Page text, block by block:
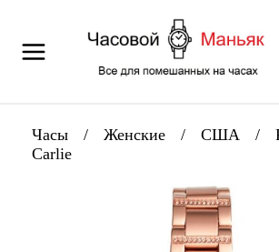
Часы / Женские / США /
Carlie